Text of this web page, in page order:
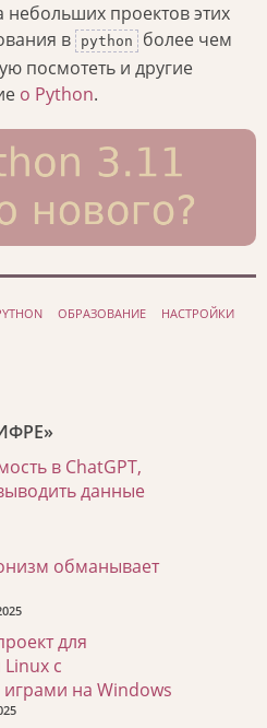
проектов этих
в
python
более чем
посмотеть и другие
о Python.
ОБРАЗОВАНИЕ
НАСТРОЙКИ
в ChatGPT,
данные
обманывает
для
с
играми на Windows